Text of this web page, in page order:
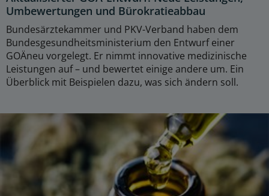
Umbewertungen und Bürokratieabbau
Bundesärztekammer und PKV-Verband haben dem
Bundesgesundheitsministerium den Entwurf einer
GOÄneu vorgelegt. Er nimmt innovative medizinische
Leistungen auf – und bewertet einige andere um. Ein
Überblick mit Beispielen dazu, was sich ändern soll.